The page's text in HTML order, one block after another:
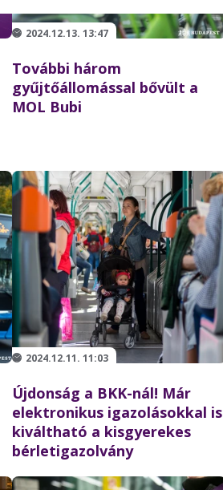
2024.12.13. 13:47
További három
gyűjtőállomással bővült a
MOL Bubi
2024.12.11. 11:03
Újdonság a BKK-nál! Már
elektronikus igazolásokkal is
kiváltható a kisgyerekes
bérletigazolvány